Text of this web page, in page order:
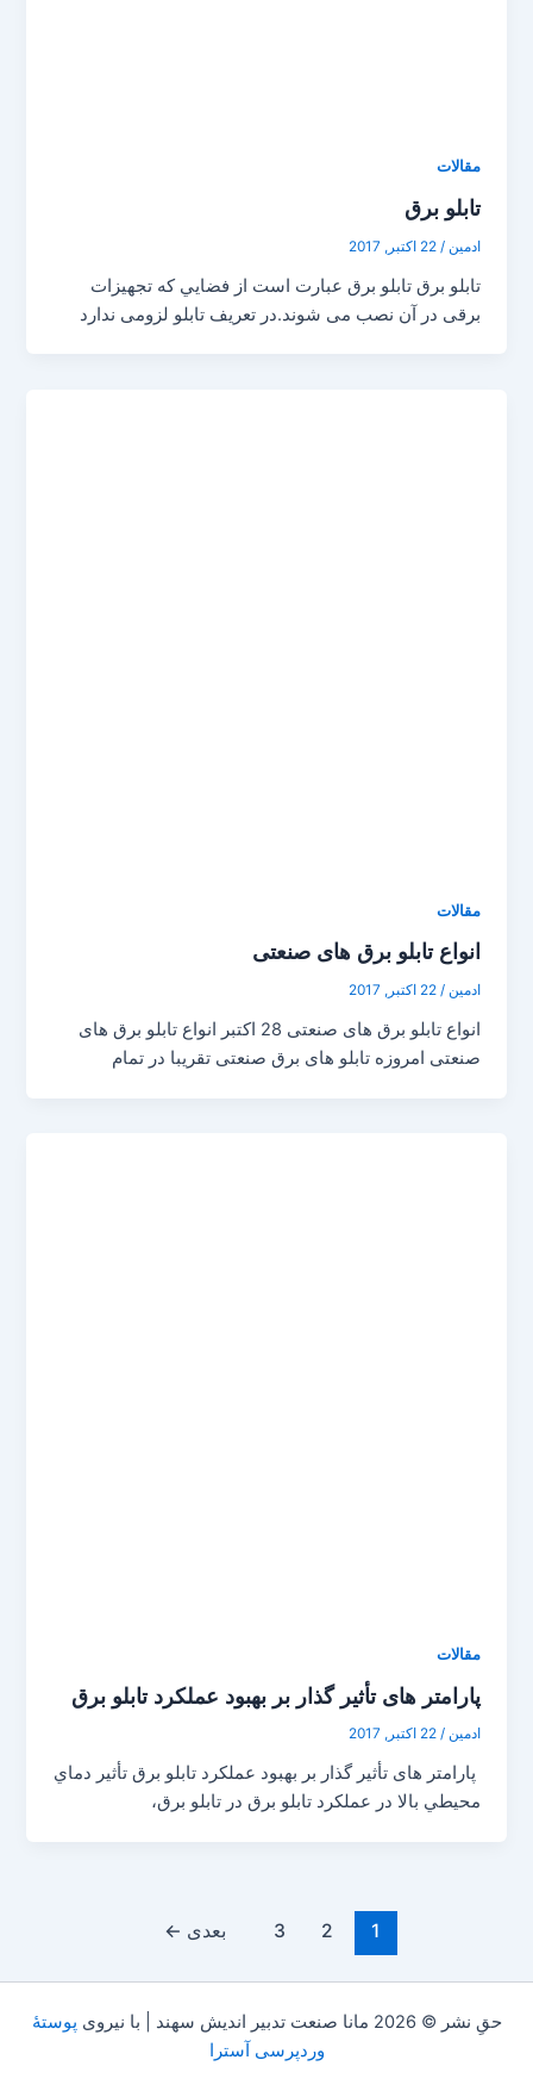
مقالات
تابلو برق
ادمین/22 اکتبر, 2017
تابلو برق تابلو برق عبارت است از فضايي که تجهيزات
برقی در آن نصب می شوند.در تعريف تابلو لزومی ندارد
مقالات
انواع تابلو برق های صنعتی
ادمین/22 اکتبر, 2017
انواع تابلو برق های صنعتی 28 اکتبر انواع تابلو برق های
صنعتی امروزه تابلو های برق صنعتی تقریبا در تمام
مقالات
پارامتر های تأثیر گذار بر بهبود عملکرد تابلو برق
ادمین/22 اکتبر, 2017
پارامتر های تأثیر گذار بر بهبود عملکرد تابلو برق تأثیر دماي
محيطي بالا در عملکرد تابلو برق در تابلو برق،
1
2
3 بعدی ←
حقِ نشر © 2026 مانا صنعت تدبیر اندیش سهند | با نیروی
پوستهٔ
وردپرسی آسترا